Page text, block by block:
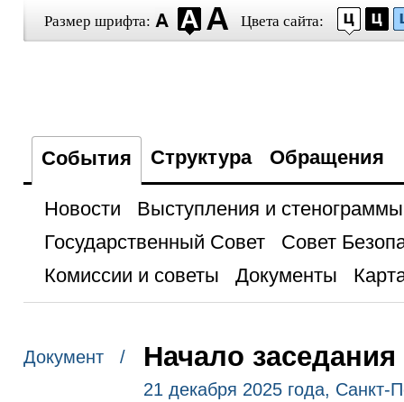
Размер шрифта: Цвета сайта:
События Структура Обращения
Новости
Выступления и стенограммы
Государственный Совет
Совет
Комиссии и советы
Документы
Документ / Начало
21 декабря 2025 года, Санкт-